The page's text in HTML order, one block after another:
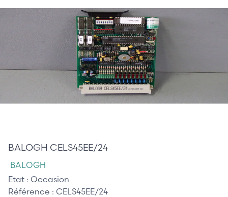
BALOGH CELS45EE/24
BALOGH
Etat : Occasion
Référence : CELS45EE/24